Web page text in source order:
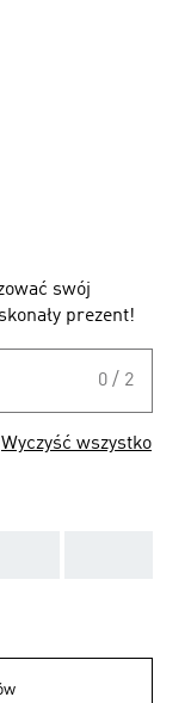
swój
prezent!
0 / 2
Wyczyść wszystko